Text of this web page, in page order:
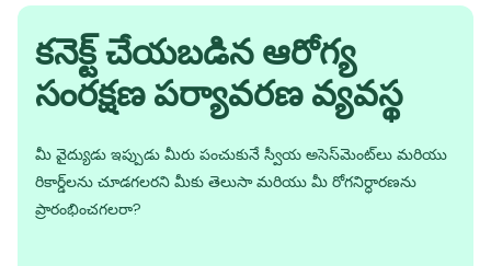
కనెక్ట్ చేయబడిన ఆరోగ్య
సంరక్షణ పర్యావరణ వ్యవస్థ
మీ వైద్యుడు ఇప్పుడు మీరు పంచుకునే స్వీయ అసెస్‌మెంట్‌లు మరియు
రికార్డ్‌లను చూడగలరని మీకు తెలుసా మరియు మీ రోగనిర్ధారణను
ప్రారంభించగలరా?